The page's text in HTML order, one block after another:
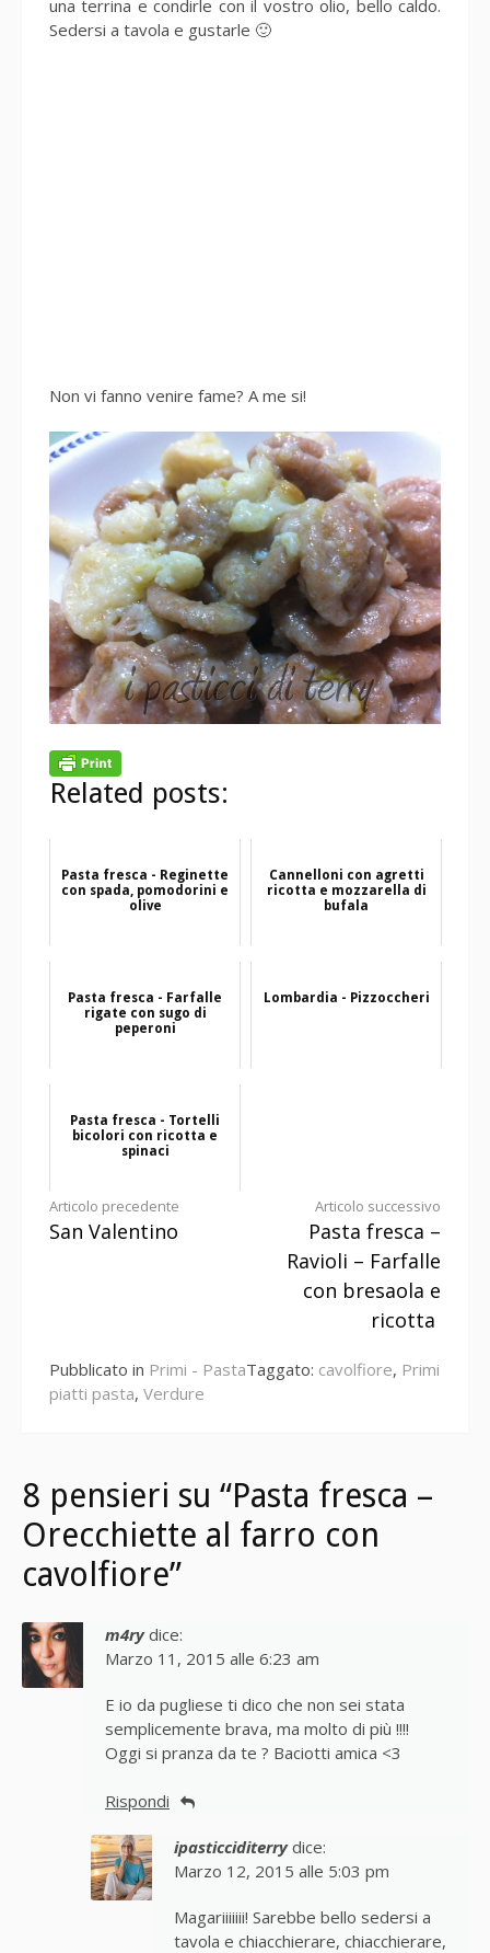
una terrina e condirle con il vostro olio, bello caldo.
Sedersi a tavola e gustarle 🙂
Non vi fanno venire fame? A me si!
Related posts:
Pasta fresca - Reginette
con spada, pomodorini e
olive
Cannelloni con agretti
ricotta e mozzarella di
bufala
Pasta fresca - Farfalle
rigate con sugo di
peperoni
Lombardia - Pizzoccheri
Pasta fresca - Tortelli
bicolori con ricotta e
spinaci
Continua
Articolo precedente
San Valentino
Articolo successivo
Pasta fresca –
Ravioli – Farfalle
con bresaola e
ricotta
Pubblicato in Primi - PastaTaggato: cavolfiore, Primi
piatti pasta, Verdure
8 pensieri su “Pasta fresca –
Orecchiette al farro con
cavolfiore”
m4ry dice:
Marzo 11, 2015 alle 6:23 am
E io da pugliese ti dico che non sei stata
semplicemente brava, ma molto di più !!!!
Oggi si pranza da te ? Baciotti amica <3
Rispondi
ipasticciditerry dice:
Marzo 12, 2015 alle 5:03 pm
Magariiiiiii! Sarebbe bello sedersi a
tavola e chiacchierare, chiacchierare,